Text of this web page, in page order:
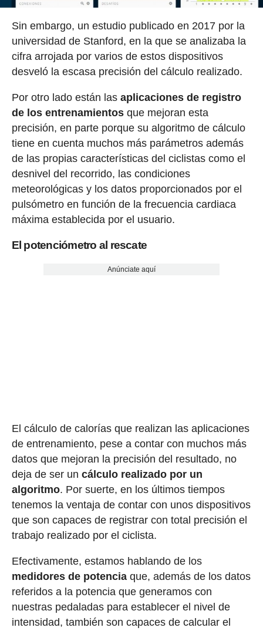
Sin embargo, un estudio publicado en 2017 por la
universidad de Stanford, en la que se analizaba la
cifra arrojada por varios de estos dispositivos
desveló la escasa precisión del cálculo realizado.
Por otro lado están las aplicaciones de registro
de los entrenamientosque mejoran esta
precisión, en parte porque su algoritmo de cálculo
tiene en cuenta muchos más parámetros además
de las propias características del ciclistas como el
desnivel del recorrido, las condiciones
meteorológicas y los datos proporcionados por el
pulsómetro en función de la frecuencia cardiaca
máxima establecida por el usuario.
El potenciómetro al rescate
Anúnciate aquí
El cálculo de calorías que realizan las aplicaciones
de entrenamiento, pese a contar con muchos más
datos que mejoran la precisión del resultado, no
deja de ser un cálculo realizado por un
algoritmo. Por suerte, en los últimos tiempos
tenemos la ventaja de contar con unos dispositivos
que son capaces de registrar con total precisión el
trabajo realizado por el ciclista.
Efectivamente, estamos hablando de los
medidores de potenciaque, además de los datos
referidos a la potencia que generamos con
nuestras pedaladas para establecer el nivel de
intensidad, también son capaces de calcular el